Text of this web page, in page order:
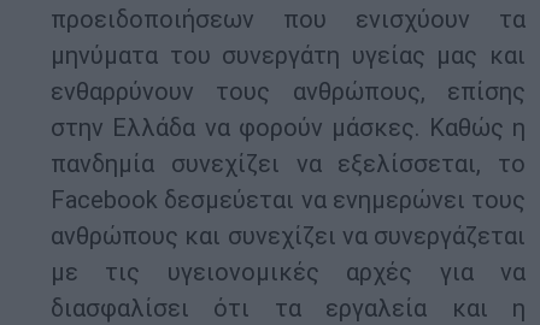
προειδοποιήσεων που ενισχύουν τα
μηνύματα του συνεργάτη υγείας μας και
ενθαρρύνουν τους ανθρώπους, επίσης
στην Ελλάδα να φορούν μάσκες. Καθώς η
πανδημία συνεχίζει να εξελίσσεται, το
Facebook δεσμεύεται να ενημερώνει τους
ανθρώπους και συνεχίζει να συνεργάζεται
με τις υγειονομικές αρχές για να
διασφαλίσει ότι τα εργαλεία και η